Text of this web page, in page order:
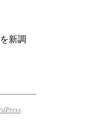
新調
.